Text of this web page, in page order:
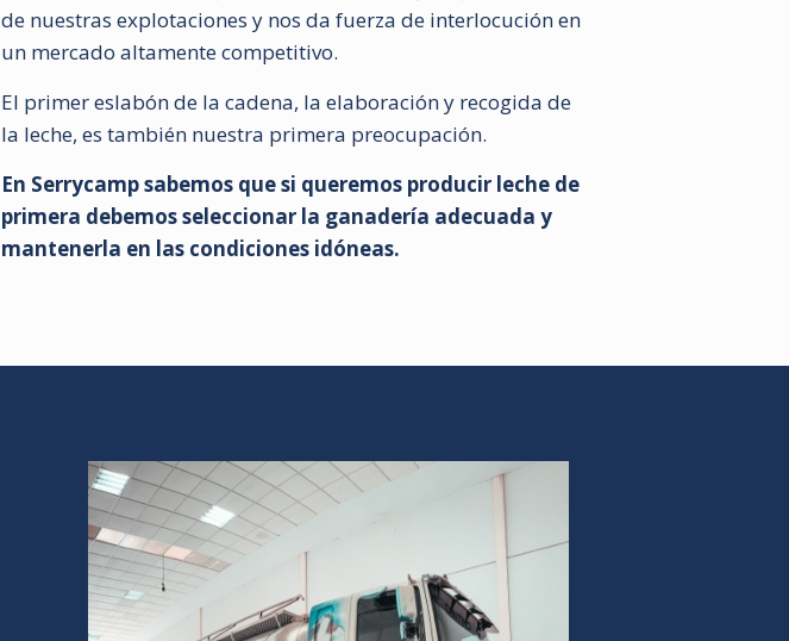
de nuestras explotaciones y nos da fuerza de interlocución en
un mercado altamente competitivo.
El primer eslabón de la cadena, la elaboración y recogida de
la leche, es también nuestra primera preocupación.
En Serrycamp sabemos que si queremos producir leche de
primera debemos seleccionar la ganadería adecuada y
mantenerla en las condiciones idóneas.